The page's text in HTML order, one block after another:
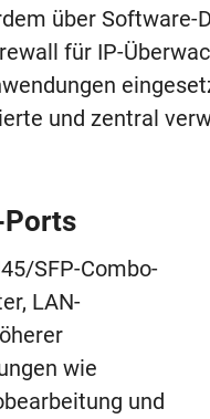
über
für IP-
und zentral
Ports
SFP-Combo-
LAN-
wie
und